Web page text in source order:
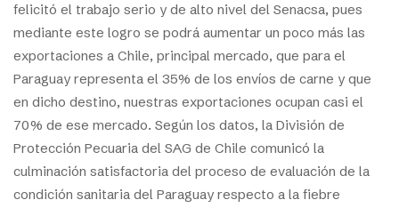
felicitó el trabajo serio y de alto nivel del Senacsa, pues
mediante este logro se podrá aumentar un poco más las
exportaciones a Chile, principal mercado, que para el
Paraguay representa el 35% de los envíos de carne y que
en dicho destino, nuestras exportaciones ocupan casi el
70% de ese mercado. Según los datos, la División de
Protección Pecuaria del SAG de Chile comunicó la
culminación satisfactoria del proceso de evaluación de la
condición sanitaria del Paraguay respecto a la fiebre